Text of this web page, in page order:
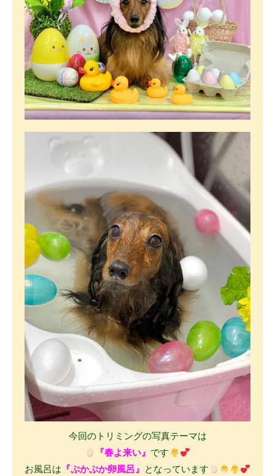
今回のトリミングの写真テーマは
『春よ来い』 です
お風呂は 『ぷかぷか卵風呂』 となっています